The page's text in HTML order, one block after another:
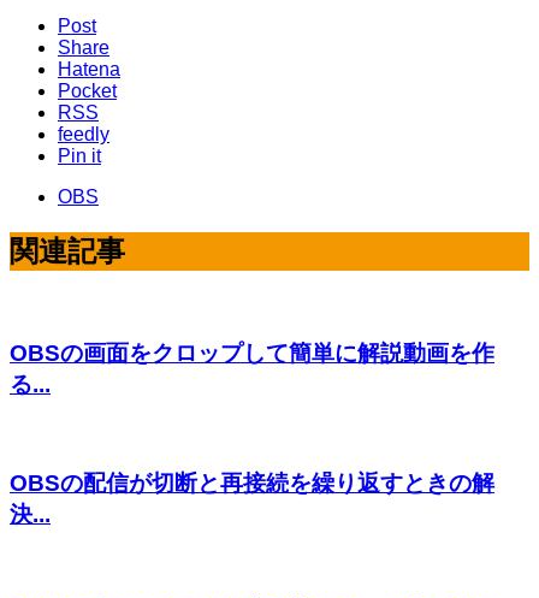
Post
Share
Hatena
Pocket
RSS
feedly
Pin it
OBS
関連記事
OBSの画面をクロップして簡単に解説動画を作
る...
OBSの配信が切断と再接続を繰り返すときの解
決...